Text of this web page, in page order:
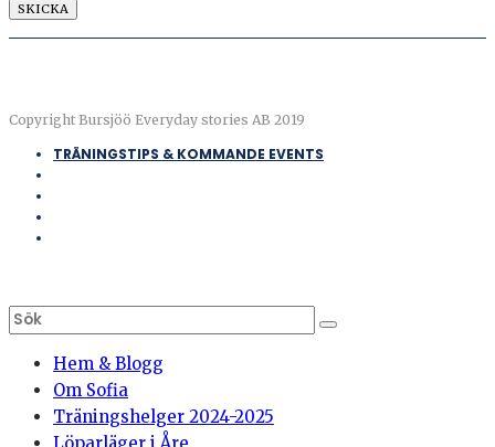
Copyright Bursjöö Everyday stories AB 2019
TRÄNINGSTIPS & KOMMANDE EVENTS
Hem & Blogg
Om Sofia
Träningshelger 2024-2025